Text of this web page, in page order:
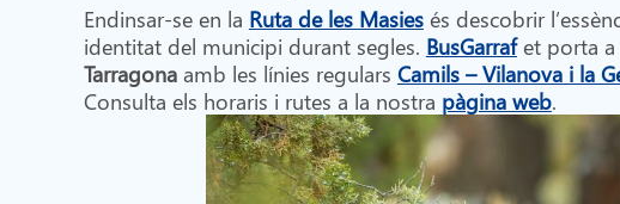
Endinsar-se en la Ruta de les Masiesés descobrir
identitat del municipi durant segles. BusGarraf et porta
Tarragonaamb les línies regulars Camils – Vilanova i la
Consulta els horaris i rutes a la nostra pàgina web.